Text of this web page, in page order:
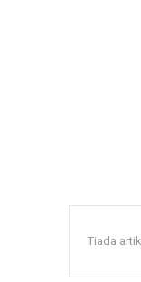
Tiada